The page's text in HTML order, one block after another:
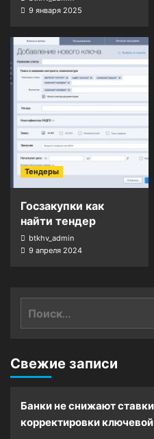
9 января 2025
Тендеры
Госзакупки как
найти тендер
btkhv_admin
9 апреля 2024
Свежие записи
Банки не снижают
корректировки